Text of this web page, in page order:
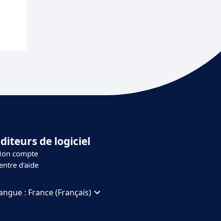
de logiciel
compte
d'aide
: France (Français)